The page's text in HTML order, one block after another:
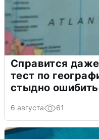
Справится
тест по
стыдно
6 августа 61